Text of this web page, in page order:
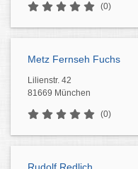
(0)
Metz Fernseh Fuchs
Lilienstr. 42
81669 München
(0)